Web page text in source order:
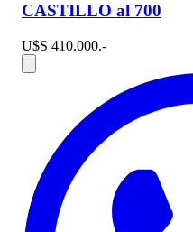
CASTILLO al 700
U$S 410.000.-